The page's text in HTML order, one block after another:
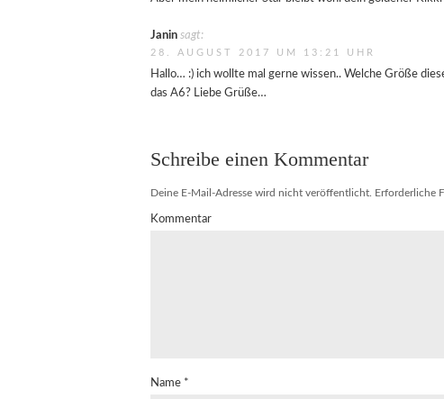
Janin sagt:
28. AUGUST 2017 UM 13:21 UHR
Hallo… :) ich wollte mal gerne wissen.. Welche Größe
das A6? Liebe Grüße…
Schreibe einen Kommentar
Deine E-Mail-Adresse wird nicht veröffentlicht. Erforderliche
Kommentar
Name *